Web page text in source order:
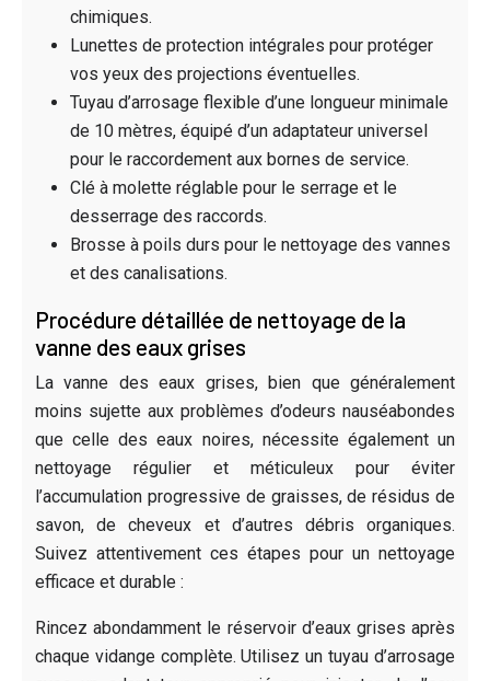
chimiques.
Lunettes de protection intégrales pour protéger
vos yeux des projections éventuelles.
Tuyau d’arrosage flexible d’une longueur minimale
de 10 mètres, équipé d’un adaptateur universel
pour le raccordement aux bornes de service.
Clé à molette réglable pour le serrage et le
desserrage des raccords.
Brosse à poils durs pour le nettoyage des vannes
et des canalisations.
Procédure détaillée de nettoyage de la
vanne des eaux grises
La vanne des eaux grises, bien que généralement
moins sujette aux problèmes d’odeurs nauséabondes
que celle des eaux noires, nécessite également un
nettoyage régulier et méticuleux pour éviter
l’accumulation progressive de graisses, de résidus de
savon, de cheveux et d’autres débris organiques.
Suivez attentivement ces étapes pour un nettoyage
efficace et durable :
Rincez abondamment le réservoir d’eaux grises après
chaque vidange complète. Utilisez un tuyau d’arrosage